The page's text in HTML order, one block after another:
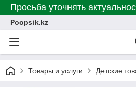
Просьба уточнять
Poopsik.kz
Товары и услуги Детские